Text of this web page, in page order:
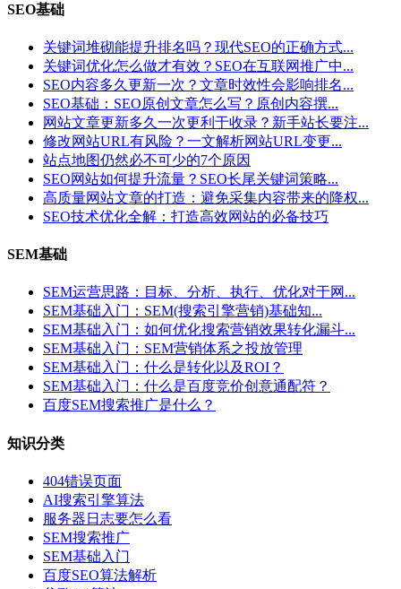
SEO基础
关键词堆砌能提升排名吗？现代SEO的正确方式...
关键词优化怎么做才有效？SEO在互联网推广中...
SEO内容多久更新一次？文章时效性会影响排名...
SEO基础：SEO原创文章怎么写？原创内容撰...
网站文章更新多久一次更利于收录？新手站长要注...
修改网站URL有风险？一文解析网站URL变更...
站点地图仍然必不可少的7个原因
SEO网站如何提升流量？SEO长尾关键词策略...
高质量网站文章的打造：避免采集内容带来的降权...
SEO技术优化全解：打造高效网站的必备技巧
SEM基础
SEM运营思路：目标、分析、执行、优化对于网...
SEM基础入门：SEM(搜索引擎营销)基础知...
SEM基础入门：如何优化搜索营销效果转化漏斗...
SEM基础入门：SEM营销体系之投放管理
SEM基础入门：什么是转化以及ROI？
SEM基础入门：什么是百度竞价创意通配符？
百度SEM搜索推广是什么？
知识分类
404错误页面
AI搜索引擎算法
服务器日志要怎么看
SEM搜索推广
SEM基础入门
百度SEO算法解析